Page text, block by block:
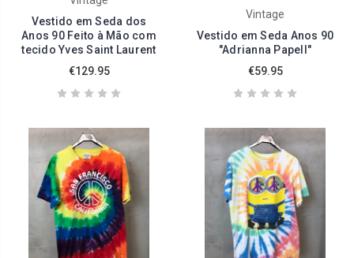
Vestido em Seda dos
Anos 90 Feito à Mão com
tecido Yves Saint Laurent
€129.95
Vintage
Vestido em Seda Anos 90
"Adrianna Papell"
€59.95